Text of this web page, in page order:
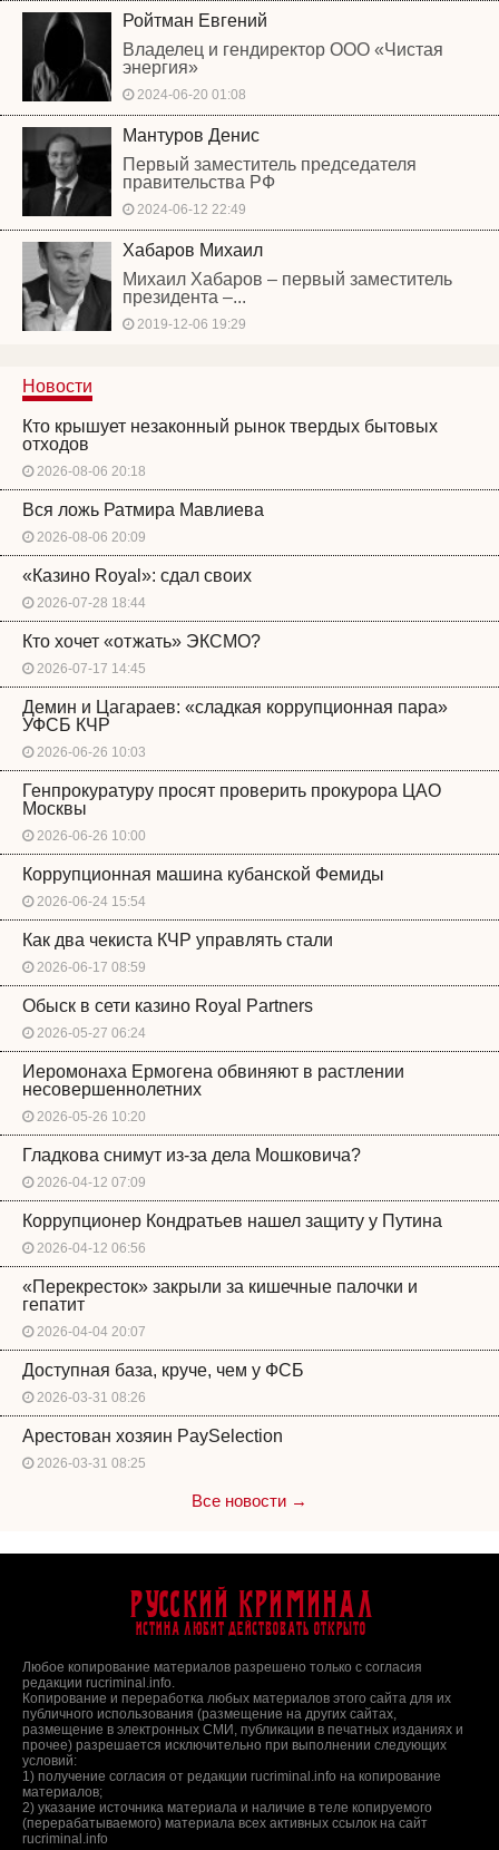
Ройтман Евгений
Владелец и гендиректор ООО «Чистая
энергия»
2024-06-20 01:08
Мантуров Денис
Первый заместитель председателя
правительства РФ
2024-06-12 22:49
Хабаров Михаил
Михаил Хабаров – первый заместитель
президента –...
2019-12-06 19:29
Новости
Кто крышует незаконный рынок твердых бытовых
отходов
2026-08-06 20:18
Вся ложь Ратмира Мавлиева
2026-08-06 20:09
«Казино Royal»: сдал своих
2026-07-28 18:44
Кто хочет «отжать» ЭКСМО?
2026-07-17 14:45
Демин и Цагараев: «сладкая коррупционная пара»
УФСБ КЧР
2026-06-26 10:03
Генпрокуратуру просят проверить прокурора ЦАО
Москвы
2026-06-26 10:00
Коррупционная машина кубанской Фемиды
2026-06-24 15:54
Как два чекиста КЧР управлять стали
2026-06-17 08:59
Обыск в сети казино Royal Partners
2026-05-27 06:24
Иеромонаха Ермогена обвиняют в растлении
несовершеннолетних
2026-05-26 10:20
Гладкова снимут из-за дела Мошковича?
2026-04-12 07:09
Коррупционер Кондратьев нашел защиту у Путина
2026-04-12 06:56
«Перекресток» закрыли за кишечные палочки и
гепатит
2026-04-04 20:07
Доступная база, круче, чем у ФСБ
2026-03-31 08:26
Арестован хозяин PaySelection
2026-03-31 08:25
Все новости →
Русский Криминал
Истина любит действовать открыто
Любое копирование материалов разрешено только с согласия
редакции rucriminal.info.
Копирование и переработка любых материалов этого сайта для их
публичного использования (размещение на других сайтах,
размещение в электронных СМИ, публикации в печатных изданиях и
прочее) разрешается исключительно при выполнении следующих
условий:
1) получение согласия от редакции rucriminal.info на копирование
материалов;
2) указание источника материала и наличие в теле копируемого
(перерабатываемого) материала всех активных ссылок на сайт
rucriminal.info